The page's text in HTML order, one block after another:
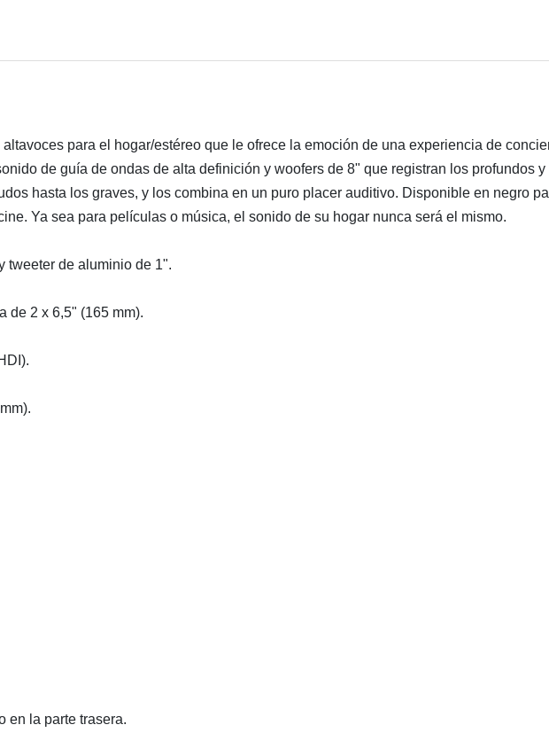
para el hogar/estéreo que le ofrece la emoción de una experiencia de
de guía de ondas de alta definición y woofers de 8" que registran los profundos
hasta los graves, y los combina en un puro placer auditivo. Disponible en negro
Ya sea para películas o música, el sonido de su hogar nunca será el mismo.
tweeter de aluminio de 1".
de 2 x 6,5" (165 mm).
en la parte trasera.